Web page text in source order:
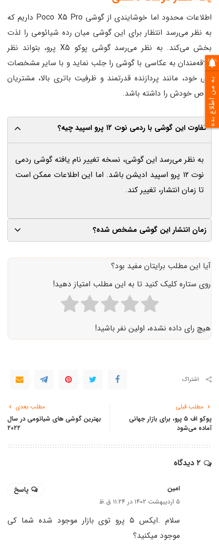
اطلاعات محدود اما خوشایندی از گوشی Poco X5 Pro داریم که
به نظر می‌رسد انتظار برای این گوشی میان رده شیائومی را لذت
بخش می‌کند. به نظر می‌رسد گوشی پوکو X5 پرو، بتواند نظر
علاقه‌مندان به عکاسی با گوشی را جلب نماید و با سایر مشخصات
فنی خود، مانند پردازنده قدرتمند و ظرفیت باتری بالا، مشتریان
خاص خودش را داشته باشد.
تفاوت این گوشی با ردمی نوت ۱۲ پرو اسپید چیه؟
به نظر می‌رسد این گوشی، نسخه تغییر نام یافته گوشی ردمی
نوت ۱۲ پرو اسپید ادیشن باشد. اما این اطلاعات ممکن است
تا زمان انتشار، تغییر کند.
زمان انتشار این گوشی مشخص شده‌؟
به نظر می‌رسد این گوشی تا اواخر ژانویه معرفی شود.
آیا این مطلب برایتان مفید بود؟
روی ستاره کلیک کنید تا به این مطلب امتیاز دهید!
هیچ رای داده نشده، اولین نفر باشید!
اشتراک
مطلب قبلی
پوکو اف ۵ پرو، برای بازار جهانی
آماده ‌می‌شود
مطلب بعدی
بهترین گوشی های شیائومی در سال
۲۰۲۲
۲ دیدگاه
امین
۵ اردیبهشت ۱۴۰۲ در ۱۱:۲۴ ق.ظ
سلام .ایکس ۵ پرو توی بازار موجود شده شما کی
موجود میکنید؟
پاسخ
به من اطلاع بده